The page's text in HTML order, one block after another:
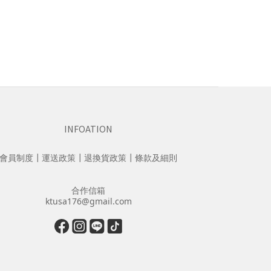
INFOATION
會員制度 ┃ 運送政策 ┃ 退換貨政策 ┃ 條款及細則
合作信箱
ktusa176@gmail.com